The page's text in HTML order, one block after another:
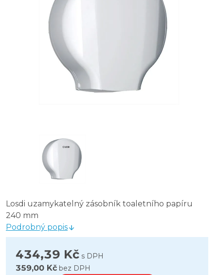
Losdi uzamykatelný zásobník toaletního papíru
240 mm
Podrobný popis
434,39 Kč s DPH
359,00 Kč bez DPH